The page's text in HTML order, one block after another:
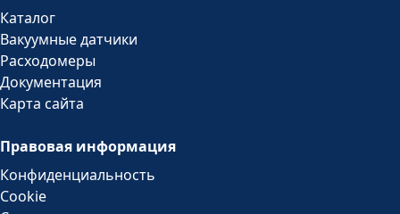
Каталог
Вакуумные датчики
Расходомеры
Документация
Карта сайта
Правовая информация
Конфиденциальность
Cookie